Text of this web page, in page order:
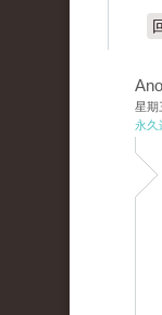
星期
永久